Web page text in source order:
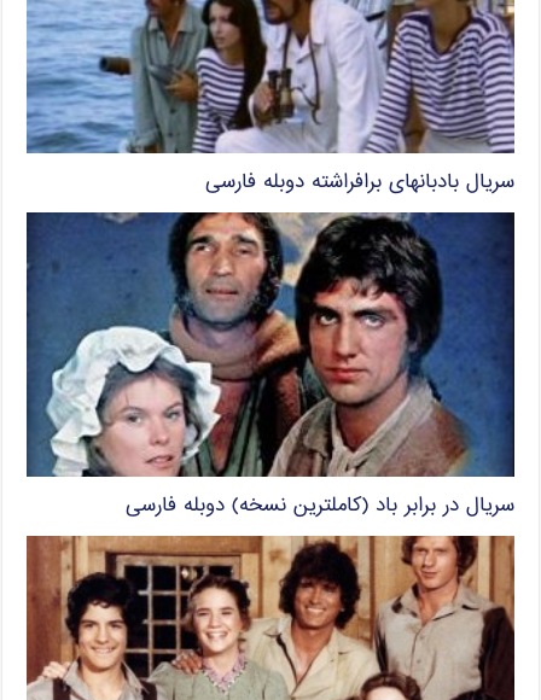
سریال بادبانهای برافراشته دوبله فارسی
سریال در برابر باد (کاملترین نسخه) دوبله فارسی